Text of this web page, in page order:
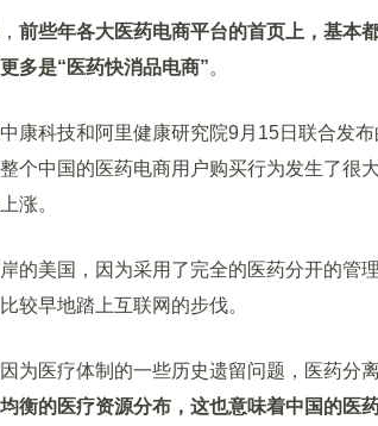
前些年各大医药电商平台的首页上，基本
多是“医药快消品电商”。
科技和阿里健康研究院9月15日联合发布
个中国的医药电商用户购买行为发生了很
涨。
美国，因为采用了完全的医药分开的管
较早地踏上互联网的步伐。
医疗体制的一些历史遗留问题，医药分离
衡的医疗资源分布，这也意味着中国的医